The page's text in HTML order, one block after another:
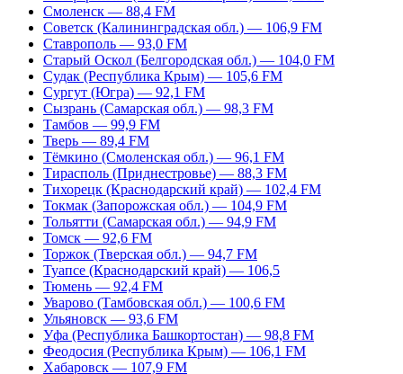
Смоленск — 88,4 FM
Советск (Калининградская обл.) — 106,9 FM
Ставрополь — 93,0 FM
Старый Оскол (Белгородская обл.) — 104,0 FM
Судак (Республика Крым) — 105,6 FM
Сургут (Югра) — 92,1 FM
Сызрань (Самарская обл.) — 98,3 FM
Тамбов — 99,9 FM
Тверь — 89,4 FM
Тёмкино (Смоленская обл.) — 96,1 FM
Тирасполь (Приднестровье) — 88,3 FM
Тихорецк (Краснодарский край) — 102,4 FM
Токмак (Запорожская обл.) — 104,9 FM
Тольятти (Самарская обл.) — 94,9 FM
Томск — 92,6 FM
Торжок (Тверская обл.) — 94,7 FM
Туапсе (Краснодарский край) — 106,5
Тюмень — 92,4 FM
Уварово (Тамбовская обл.) — 100,6 FM
Ульяновск — 93,6 FM
Уфа (Республика Башкортостан) — 98,8 FM
Феодосия (Республика Крым) — 106,1 FM
Хабаровск — 107,9 FM